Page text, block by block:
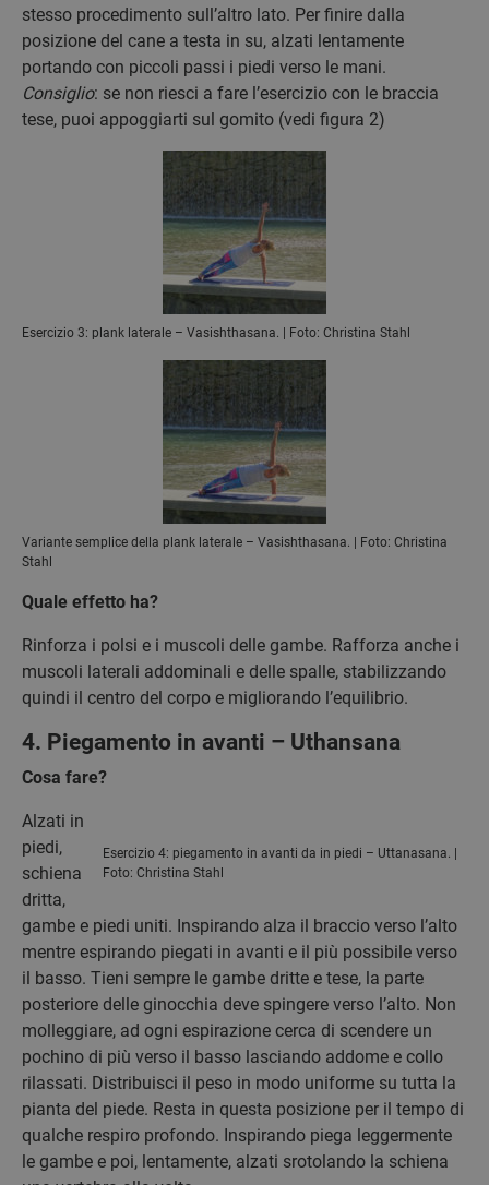
stesso procedimento sull’altro lato. Per finire dalla
posizione del cane a testa in su, alzati lentamente
portando con piccoli passi i piedi verso le mani.
Consiglio: se non riesci a fare l’esercizio con le braccia
tese, puoi appoggiarti sul gomito (vedi figura 2)
Esercizio 3: plank laterale – Vasishthasana. | Foto: Christina Stahl
Variante semplice della plank laterale – Vasishthasana. | Foto: Christina
Stahl
Quale effetto ha?
Rinforza i polsi e i muscoli delle gambe. Rafforza anche i
muscoli laterali addominali e delle spalle, stabilizzando
quindi il centro del corpo e migliorando l’equilibrio.
4. Piegamento in avanti – Uthansana
Cosa fare?
Esercizio 4: piegamento in avanti da in piedi – Uttanasana. |
Foto: Christina Stahl
Alzati in
piedi,
schiena
dritta,
gambe e piedi uniti. Inspirando alza il braccio verso l’alto
mentre espirando piegati in avanti e il più possibile verso
il basso. Tieni sempre le gambe dritte e tese, la parte
posteriore delle ginocchia deve spingere verso l’alto. Non
molleggiare, ad ogni espirazione cerca di scendere un
pochino di più verso il basso lasciando addome e collo
rilassati. Distribuisci il peso in modo uniforme su tutta la
pianta del piede. Resta in questa posizione per il tempo di
qualche respiro profondo. Inspirando piega leggermente
le gambe e poi, lentamente, alzati srotolando la schiena